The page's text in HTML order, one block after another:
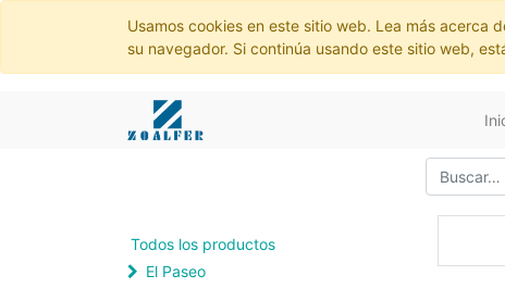
Usamos cookies en este sitio web. Lea más acerca
su navegador. Si continúa usando este sitio web,
Todos los productos
El Paseo